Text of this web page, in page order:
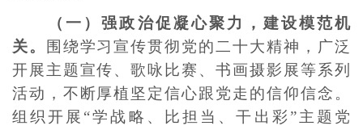
（一）强政治促凝心聚力，建设模范机
关。
围绕学习宣传贯彻党的二十大精神，广泛
开展主题宣传、歌咏比赛、书画摄影展等系列
活动，不断厚植坚定信心跟党走的信仰信念。
组织开展“学战略、比担当、干出彩”主题党